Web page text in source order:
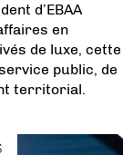
d’EBAA
en
de luxe, cette
public, de
territorial.